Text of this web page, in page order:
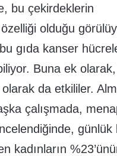
bu çekirdeklerin
olduğu
gıda kanser
Buna ek olarak,
da etkililer.
çalışmada,
günlük
kadınların